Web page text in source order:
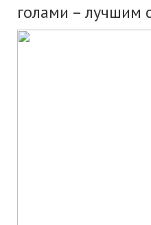
голами – лучшим